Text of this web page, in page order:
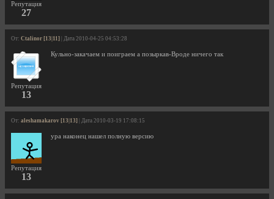
Репутация
27
От: Ctalinor [13|11] | Дата 2010-04-25 04:53:28
Репутация
13
Кульно-закачаем и поиграем а позыркав-Вроде ничего так
От: aleshamakarov [13|13] | Дата 2010-03-19 17:08:15
Репутация
13
ура наконец нашел полную версию